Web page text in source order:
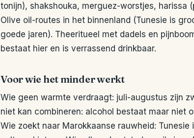
tonijn), shakshouka, merguez-worstjes, harissa
Olive oil-routes in het binnenland (Tunesie is
goede jaren). Theeritueel met dadels en
bestaat hier en is verrassend drinkbaar.
Voor wie het minder werkt
Wie geen warmte verdraagt: juli-augustus zijn
niet kan combineren: alcohol bestaat maar niet
Wie zoekt naar Marokkaanse rauwheid: